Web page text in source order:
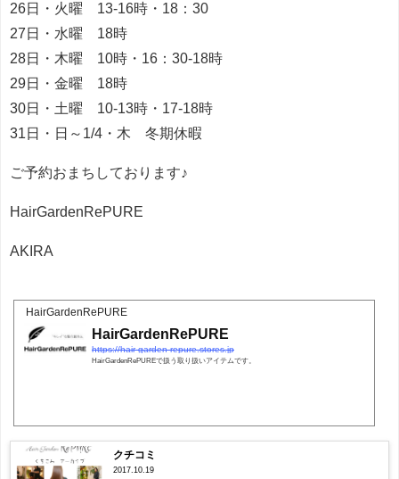
26日・火曜 13-16時・18：30
27日・水曜 18時
28日・木曜 10時・16：30-18時
29日・金曜 18時
30日・土曜 10-13時・17-18時
31日・日～1/4・木 冬期休暇
ご予約おまちしております♪
HairGardenRePURE
AKIRA
HairGardenRePURE
HairGardenRePURE
https://hair-garden-repure.stores.jp
HairGardenRePUREで扱う取り扱いアイテムです。
クチコミ
2017.10.19